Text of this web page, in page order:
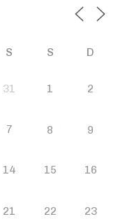
S S D
31 1 2
7 8 9
14 15 16
21 22 23